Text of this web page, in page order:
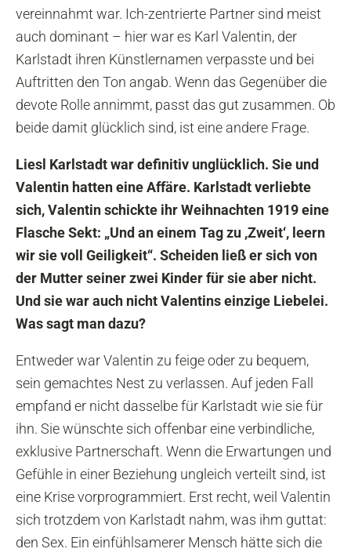
vereinnahmt war. Ich-zentrierte Partner sind meist
auch dominant – hier war es Karl Valentin, der
Karlstadt ihren Künstlernamen verpasste und bei
Auftritten den Ton angab. Wenn das Gegenüber die
devote Rolle annimmt, passt das gut zusammen. Ob
beide damit glücklich sind, ist eine andere Frage.
Liesl Karlstadt war definitiv unglücklich. Sie und
Valentin hatten eine Affäre. Karlstadt verliebte
sich, Valentin schickte ihr Weihnachten 1919 eine
Flasche Sekt: „Und an einem Tag zu ,Zweit‘, leern
wir sie voll Geiligkeit“. Scheiden ließ er sich von
der Mutter seiner zwei Kinder für sie aber nicht.
Und sie war auch nicht Valentins einzige Liebelei.
Was sagt man dazu?
Entweder war Valentin zu feige oder zu bequem,
sein gemachtes Nest zu verlassen. Auf jeden Fall
empfand er nicht dasselbe für Karlstadt wie sie für
ihn. Sie wünschte sich offenbar eine verbindliche,
exklusive Partnerschaft. Wenn die Erwartungen und
Gefühle in einer Beziehung ungleich verteilt sind, ist
eine Krise vorprogrammiert. Erst recht, weil Valentin
sich trotzdem von Karlstadt nahm, was ihm guttat:
den Sex. Ein einfühlsamerer Mensch hätte sich die